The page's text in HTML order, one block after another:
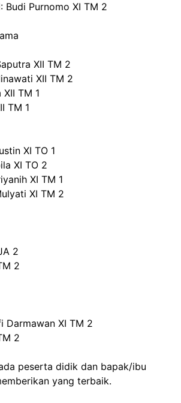
Budi Purnomo XI TM 2
XII TM 2
XII TM 2
TM 1
TM 1
XI TO 1
XI TO 2
XI TM 1
XI TM 2
2
2
Darmawan XI TM 2
2
peserta didik dan bapak/ibu
yang terbaik.